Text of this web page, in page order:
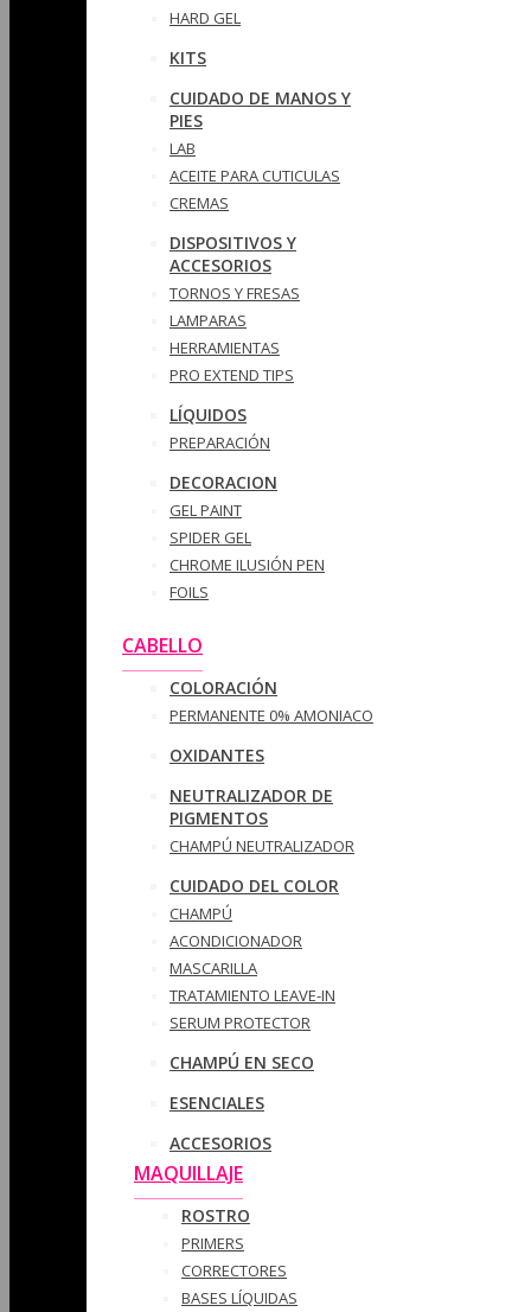
HARD GEL
KITS
CUIDADO DE MANOS Y
PIES
LAB
ACEITE PARA CUTICULAS
CREMAS
DISPOSITIVOS Y
ACCESORIOS
TORNOS Y FRESAS
LAMPARAS
HERRAMIENTAS
PRO EXTEND TIPS
LÍQUIDOS
PREPARACIÓN
DECORACION
GEL PAINT
SPIDER GEL
CHROME ILUSIÓN PEN
FOILS
CABELLO
COLORACIÓN
PERMANENTE 0% AMONIACO
OXIDANTES
NEUTRALIZADOR DE
PIGMENTOS
CHAMPÚ NEUTRALIZADOR
CUIDADO DEL COLOR
CHAMPÚ
ACONDICIONADOR
MASCARILLA
TRATAMIENTO LEAVE-IN
SERUM PROTECTOR
CHAMPÚ EN SECO
ESENCIALES
ACCESORIOS
MAQUILLAJE
ROSTRO
PRIMERS
CORRECTORES
BASES LÍQUIDAS